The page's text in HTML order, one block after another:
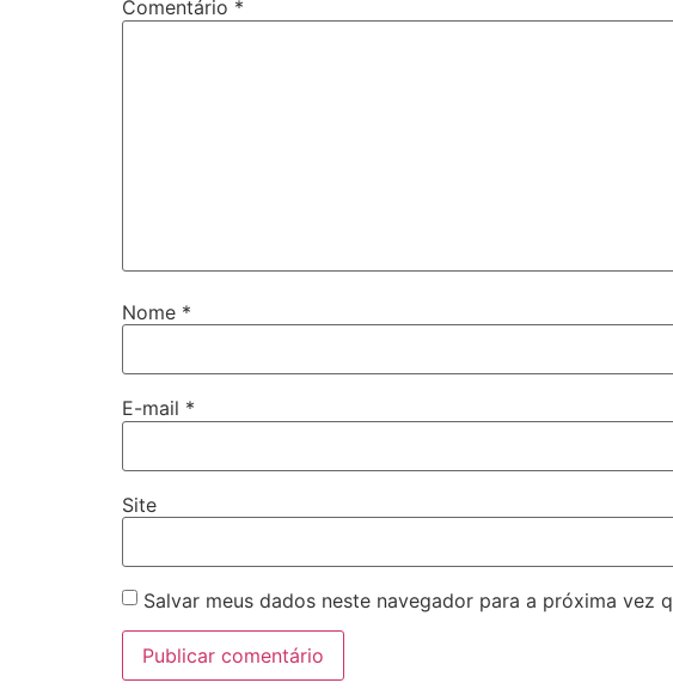
Comentário *
Nome *
E-mail *
Site
Salvar meus dados neste navegador para a próxima vez